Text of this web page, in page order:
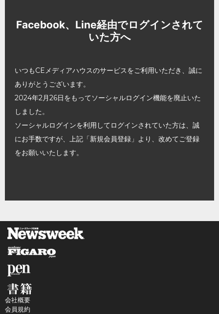
Facebook、Line経由でログインされて
いた方へ
いつもCEメディアハウスのサービスをご利用いただき、誠に
ありがとうございます。
2024年2月26日をもってソーシャルログイン機能を廃止いた
しました。
ソーシャルログインを利用してログインされていた方は、誠
にお手数ですが、上記「新規会員登録」より、改めてご登録
をお願いいたします。
会社概要
会員規約